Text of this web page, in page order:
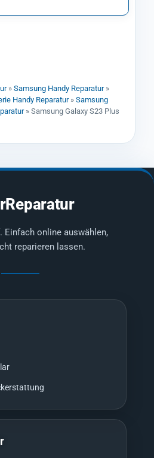
» Samsung Handy Reparatur»
Handy Reparatur» Samsung
» Samsung Galaxy S23 Plus
Einfach online auswählen,
reparieren lassen.